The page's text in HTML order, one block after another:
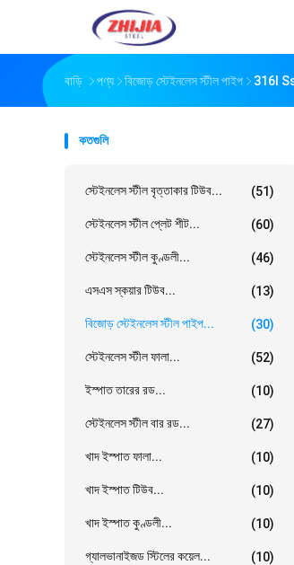
বাড়ি পণ্য বিজোড় স্টেইনলেস স্টীল পাইপ 316l Ss
কতগুলি
স্টেইনলেস স্টীল বৃত্তাকার টিউব... (51)
স্টেইনলেস স্টীল প্লেট শীট... (60)
স্টেইনলেস স্টীল কুণ্ডলী... (46)
এসএস স্কয়ার টিউব... (13)
বিজোড় স্টেইনলেস স্টীল পাইপ... (30)
স্টেইনলেস স্টীল ফালা... (52)
ইস্পাত তারের রড... (10)
স্টেইনলেস স্টীল বার রড... (27)
খাদ ইস্পাত ফালা... (10)
খাদ ইস্পাত টিউব... (10)
খাদ ইস্পাত কুণ্ডলী... (10)
গ্যালভানাইজড স্টিলের কয়েল... (10)